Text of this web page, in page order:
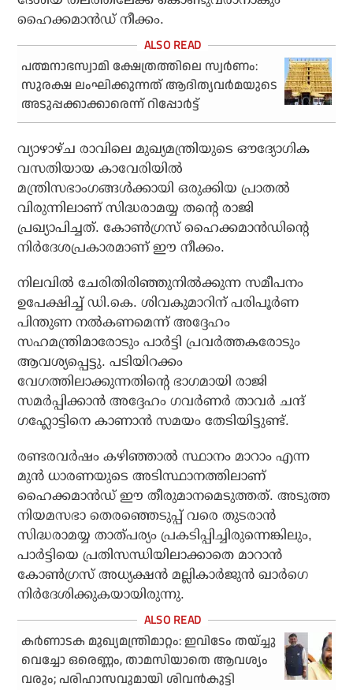
ഹൈക്കമാന്‍ഡ് നീക്കം.
പത്മനാഭസ്വാമി ക്ഷേത്രത്തിലെ സ്വര്‍ണം:
സുരക്ഷ ലംഘിക്കുന്നത്‌ ആദിത്യവര്‍മയുടെ
അടുപ്പക്കാക്കാരെന്ന്‌ റിപ്പോര്‍ട്ട്
വ്യാഴാഴ്ച രാവിലെ മുഖ്യമന്ത്രിയുടെ ഔദ്യോഗിക
വസതിയായ കാവേരിയില്‍
മന്ത്രിസഭാംഗങ്ങള്‍ക്കായി ഒരുക്കിയ പ്രാതല്‍
വിരുന്നിലാണ് സിദ്ധരാമയ്യ തന്റെ രാജി
പ്രഖ്യാപിച്ചത്. കോണ്‍ഗ്രസ് ഹൈക്കമാന്‍ഡിന്റെ
നിര്‍ദേശപ്രകാരമാണ് ഈ നീക്കം.
നിലവില്‍ ചേരിതിരിഞ്ഞുനില്‍ക്കുന്ന സമീപനം
ഉപേക്ഷിച്ച് ഡി.കെ. ശിവകുമാറിന് പരിപൂര്‍ണ
പിന്തുണ നല്‍കണമെന്ന് അദ്ദേഹം
സഹമന്ത്രിമാരോടും പാര്‍ട്ടി പ്രവര്‍ത്തകരോടും
ആവശ്യപ്പെട്ടു. പടിയിറക്കം
വേഗത്തിലാക്കുന്നതിന്റെ ഭാഗമായി രാജി
സമര്‍പ്പിക്കാന്‍ അദ്ദേഹം ഗവര്‍ണര്‍ താവര്‍ ചന്ദ്
ഗഹ്ലോട്ടിനെ കാണാന്‍ സമയം തേടിയിട്ടുണ്ട്.
രണ്ടരവര്‍ഷം കഴിഞ്ഞാല്‍ സ്ഥാനം മാറാം എന്ന
മുന്‍ ധാരണയുടെ അടിസ്ഥാനത്തിലാണ്
ഹൈക്കമാന്‍ഡ് ഈ തീരുമാനമെടുത്തത്. അടുത്ത
നിയമസഭാ തെരഞ്ഞെടുപ്പ് വരെ തുടരാന്‍
സിദ്ധരാമയ്യ താത്പര്യം പ്രകടിപ്പിച്ചിരുന്നെങ്കിലും,
പാര്‍ട്ടിയെ പ്രതിസന്ധിയിലാക്കാതെ മാറാന്‍
കോണ്‍ഗ്രസ് അധ്യക്ഷന്‍ മല്ലികാര്‍ജുന്‍ ഖാര്‍ഗെ
നിര്‍ദേശിക്കുകയായിരുന്നു.
കർണാടക മുഖ്യമന്ത്രിമാറ്റം: ഇവിടേം തയ്ച്ചു
വെച്ചോ ഒരെണ്ണം, താമസിയാതെ ആവശ്യം
വരും; പരിഹാസവുമായി ശിവൻകുട്ടി